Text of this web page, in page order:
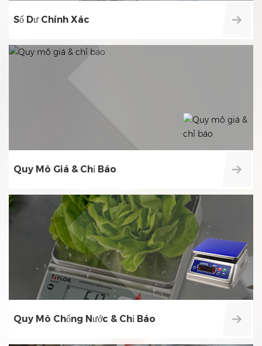
Số Dư Chính Xác
Quy Mô Giá & Chỉ Báo
Quy Mô Chống Nước & Chỉ Báo